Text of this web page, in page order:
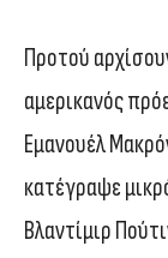
Προτού
αμερικανός
Εμανουέλ
κατέγραψε
Βλαντίμιρ